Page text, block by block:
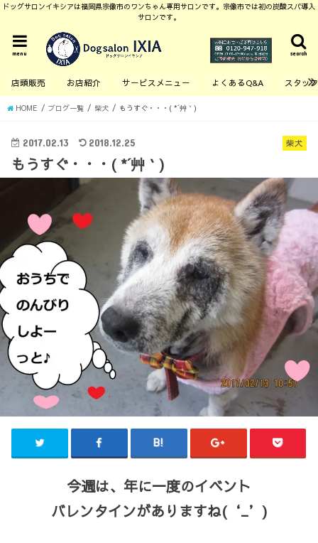
ドッグサロンイキシアは福岡県宗像市のワンちゃん専用サロンです。宗像市では初の炭酸スパ導入
サロンです。
search
menu
店頭販売 お店紹介 サービスメニュー よくあるQ&A スタッ
HOME ブログ一覧 柴犬 もうすぐ・・・( *´艸｀)
柴犬
2017.02.13 2018.12.25
もうすぐ・・・( *´艸｀)
今週は、年に一度のイベント
バレンタインがありますね(‘_’)